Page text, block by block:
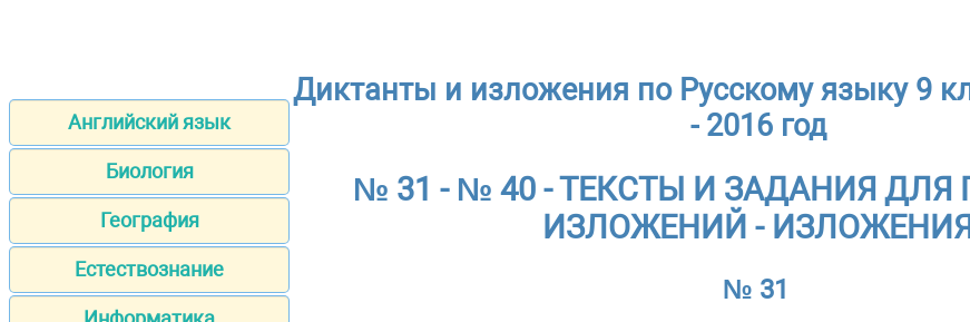
Английский язык
Биология
География
Естествознание
Диктанты и изложения по Русскому языку 9
- 2016 год
№ 31 - № 40 - ТЕКСТЫ И ЗАДАНИЯ
ИЗЛОЖЕНИЙ - ИЗЛОЖЕНИЯ
№ 31